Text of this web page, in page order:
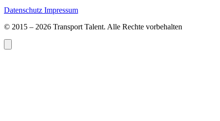
Datenschutz Impressum
© 2015 – 2026 Transport Talent. Alle Rechte vorbehalten